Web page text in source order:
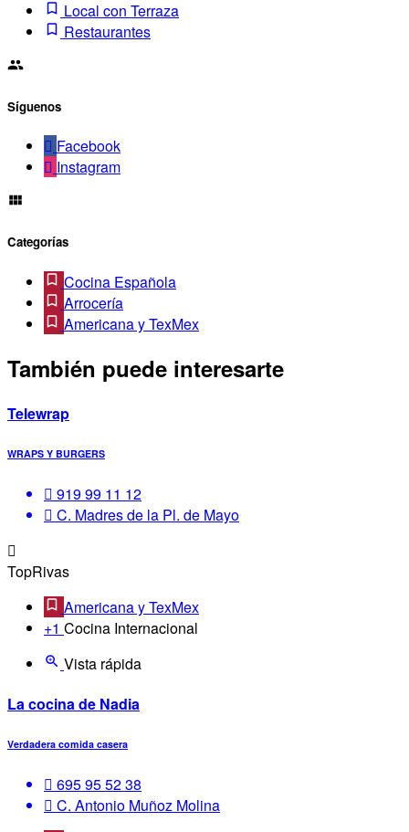
Local con Terraza
Restaurantes
Síguenos
Facebook
Instagram
Categorías
Cocina Española
Arrocería
Americana y TexMex
También puede interesarte
Telewrap
WRAPS Y BURGERS
919 99 11 12
C. Madres de la Pl. de Mayo
TopRivas
Americana y TexMex
+1 Cocina Internacional
Vista rápida
La cocina de Nadia
Verdadera comida casera
695 95 52 38
C. Antonio Muñoz Molina